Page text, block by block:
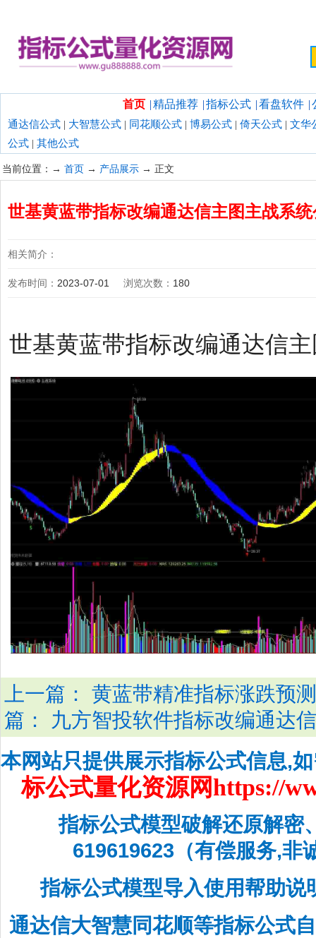
首页 | 精品推荐 | 指标公式 | 看盘软件 |
通达信公式 | 大智慧公式 | 同花顺公式 | 博易公式 | 倚天公式 | 文华
公式 | 其他公式
当前位置：→ 首页 → 产品展示 → 正文
世基黄蓝带指标改编通达信主图主战系
相关简介：
发布时间： 2023-07-01 浏览次数： 180
世基黄蓝带指标改编通达信
上一篇： 黄蓝带精准指标涨跌预
篇： 九方智投软件指标改编通达
本网站只提供展示指标公式信息,
标公式量化资源网https://
指标公式模型破解还原解密
619619623（有偿服务,非
指标公式模型导入使用帮助说
通达信大智慧同花顺等指标公式